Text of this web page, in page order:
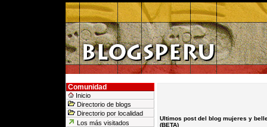
Comunidad
Inicio
Directorio de blogs
Directorio por localidad
Los más visitados
Ultimos post del blog mujeres y
(BETA)